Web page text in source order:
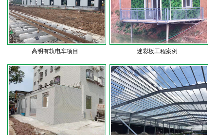
高明有轨电车项目 迷彩板工程案例